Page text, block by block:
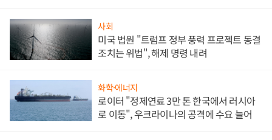
사회
미국 법원 "트럼프 정부 풍력 프로젝트 동결
조치는 위법", 해제 명령 내려
화학·에너지
로이터 "정제연료 3만 톤 한국에서 러시아
로 이동", 우크라이나의 공격에 수요 늘어